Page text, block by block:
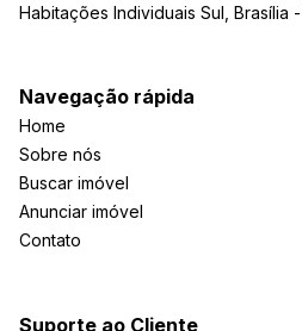
Habitações Individuais Sul, Brasília
Navegação rápida
Home
Sobre nós
Buscar imóvel
Anunciar imóvel
Contato
Suporte ao Cliente